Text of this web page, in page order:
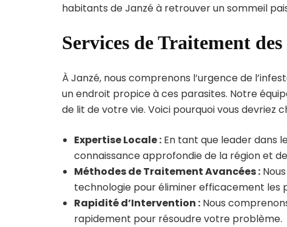
habitants de Janzé à retrouver un sommeil
Services de Traitement
À Janzé, nous comprenons l’urgence de
un endroit propice à ces parasites. Notre
de lit de votre vie. Voici pourquoi vous devriez
Expertise Locale : En tant que leader dans
connaissance approfondie de la région et
Méthodes de Traitement Avancées :
technologie pour éliminer efficacement les
Rapidité d’Intervention : Nous
rapidement pour résoudre votre problème.